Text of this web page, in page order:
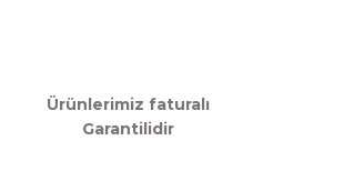
Ürünlerimiz faturalı
Garantilidir